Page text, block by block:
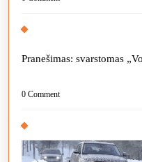
Pranešimas: svarstomas
0 Comment